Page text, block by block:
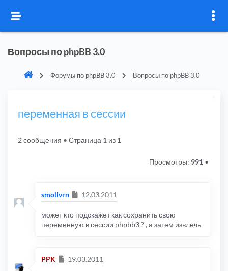
Вопросы по phpBB 3.0
Форумы по phpBB 3.0 Вопросы по phpBB 3.0
переменная в сессии
2 сообщения • Страница 1 из 1
Просмотры: 991 •
smollvrn Сообщение
12.03.2011
может кто подскажет как сохранить свою
переменную в сессии phpbb3 ? , а затем извлечь
PPK Сообщение
19.03.2011